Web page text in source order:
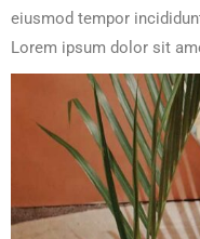
eiusmod tempor
Lorem ipsum dolor sit